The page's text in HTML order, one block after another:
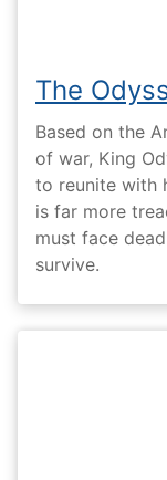
The
Based on the
of war, King
to reunite with
is far more
must face
survive.